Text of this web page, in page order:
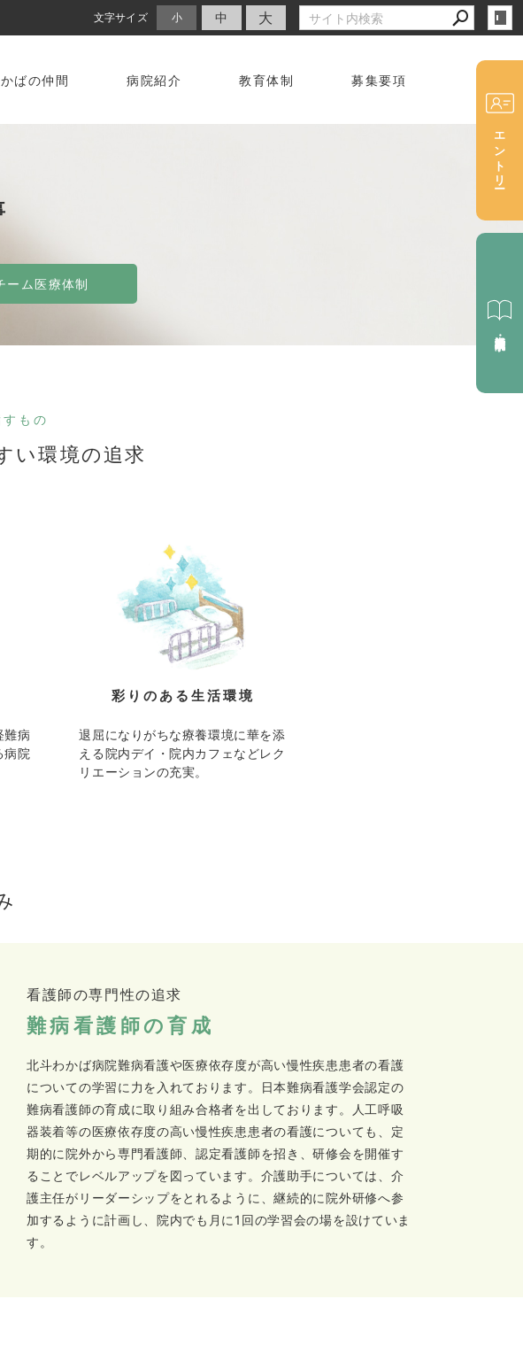
文字サイズ 小 中 大
ばの仲間 病院紹介 教育体制 募集要項
エントリー
ーム医療体制
もの
い環境の追求
難病
病院
彩りのある生活環境
退屈になりがちな療養環境に華を添
える院内デイ・院内カフェなどレク
リエーションの充実。
看護師の専門性の追求
難病看護師の育成
北斗わかば病院難病看護や医療依存度が高い慢性疾患患者の看護
についての学習に力を入れております。日本難病看護学会認定の
難病看護師の育成に取り組み合格者を出しております。人工呼吸
器装着等の医療依存度の高い慢性疾患患者の看護についても、定
期的に院外から専門看護師、認定看護師を招き、研修会を開催す
ることでレベルアップを図っています。介護助手については、介
護主任がリーダーシップをとれるように、継続的に院外研修へ参
加するように計画し、院内でも月に1回の学習会の場を設けていま
す。